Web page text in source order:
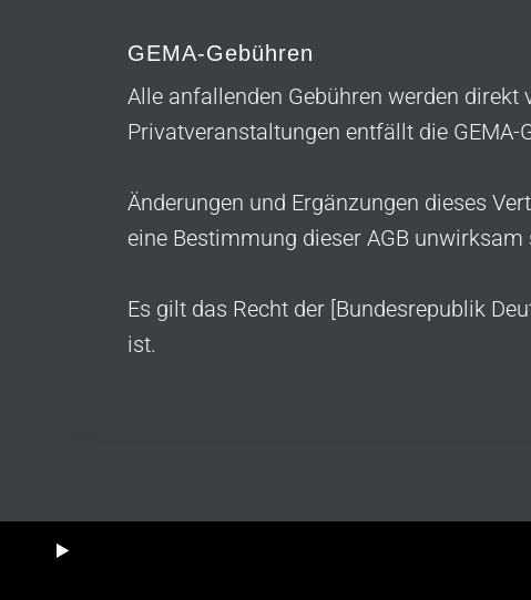
GEMA-Gebühren
Alle anfallenden Gebühren werden
Privatveranstaltungen entfällt die GEMA-
Änderungen und Ergänzungen dieses
eine Bestimmung dieser AGB
Es gilt das Recht der [Bundesrepublik
ist.